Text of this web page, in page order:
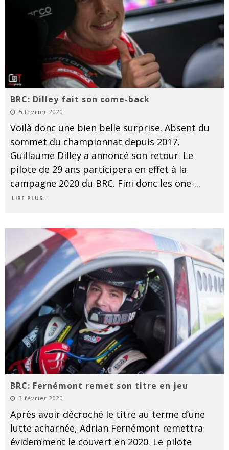
BRC: Dilley fait son come-back
5 février 2020
Voilà donc une bien belle surprise. Absent du
sommet du championnat depuis 2017,
Guillaume Dilley a annoncé son retour. Le
pilote de 29 ans participera en effet à la
campagne 2020 du BRC. Fini donc les one-...
LIRE PLUS...
BRC: Fernémont remet son titre en jeu
3 février 2020
Après avoir décroché le titre au terme d’une
lutte acharnée, Adrian Fernémont remettra
évidemment le couvert en 2020. Le pilote